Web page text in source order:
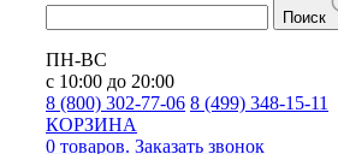
Поиск
ПН-ВС
с 10:00 до 20:00
8 (800) 302-77-06 8 (499) 348-15-11
КОРЗИНА
0 товаров. Заказать звонок